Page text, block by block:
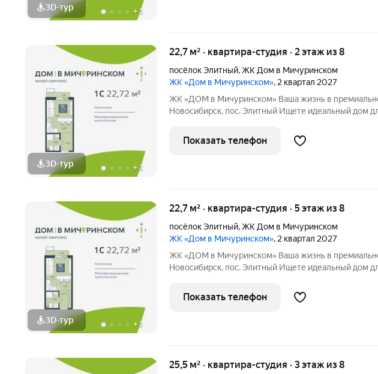
3D-тур + 3
3D-тур + 3
22,7 м² · квартира-студия · 2 этаж из 8
посёлок Элитный,ЖК Дом в Мичуринском
ЖК «Дом в Мичуринском», 2 квартал 2027
ЖК «ДОМ в Мичуринском» Ваша жизнь в премиальном формате
Новосибирск, пос. Элитный Ищете идеальный дом для семьи? Наш
Элитный. Зелёная, тихая и перспективная локация с
транспортной
Показать телефон
3D-тур + 3
22,7 м² · квартира-студия · 5 этаж из 8
посёлок Элитный,ЖК Дом в Мичуринском
ЖК «Дом в Мичуринском», 2 квартал 2027
ЖК «ДОМ в Мичуринском» Ваша жизнь в премиальном формате
Новосибирск, пос. Элитный Ищете идеальный дом для семьи? Наш
Элитный. Зелёная, тихая и перспективная локация с
транспортной
Показать телефон
25,5 м² · квартира-студия · 3 этаж из 8